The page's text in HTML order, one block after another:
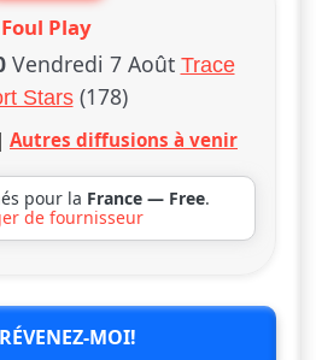
Foul Play
Vendredi 7 Août Trace
Stars(178)
| Autres diffusions à venir
pour la France — Free.
de fournisseur
MOI!